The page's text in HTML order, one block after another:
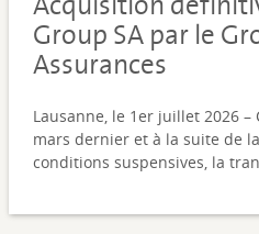
Group SA par le
Assurances
Lausanne, le 1er juillet 2026 –
mars dernier et à la suite de
conditions suspensives, la